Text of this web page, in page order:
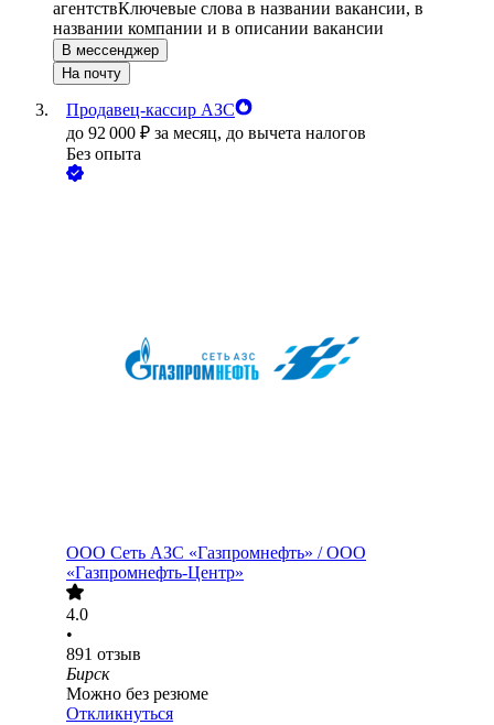
агентствКлючевые слова в названии вакансии, в
названии компании и в описании вакансии
В мессенджер
На почту
Продавец-кассир АЗС
до 92 000 ₽ за месяц, до вычета налогов
Без опыта
ООО Сеть АЗС «Газпромнефть» / ООО
«Газпромнефть-Центр»
4.0
•
891 отзыв
Бирск
Можно без резюме
Откликнуться